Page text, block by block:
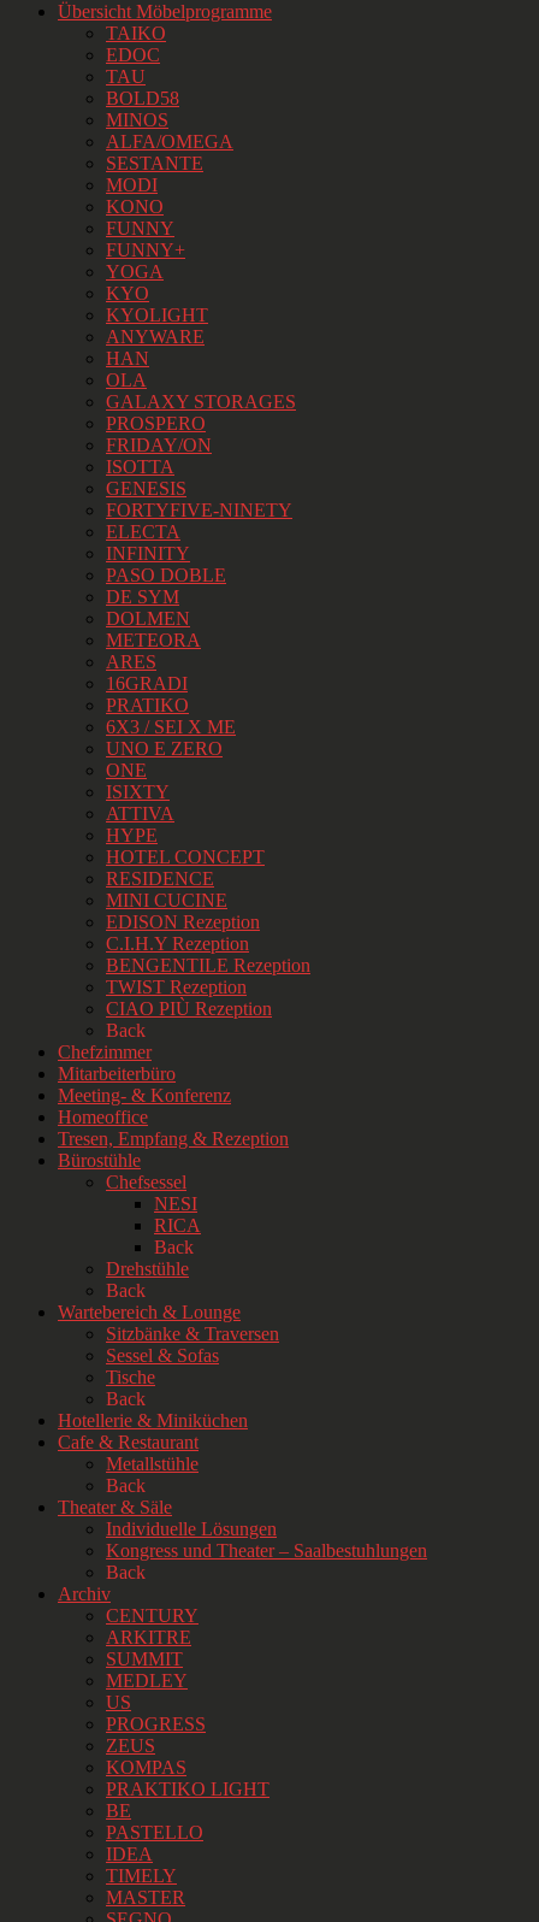
Übersicht Möbelprogramme
TAIKO
EDOC
TAU
BOLD58
MINOS
ALFA/OMEGA
SESTANTE
MODI
KONO
FUNNY
FUNNY+
YOGA
KYO
KYOLIGHT
ANYWARE
HAN
OLA
GALAXY STORAGES
PROSPERO
FRIDAY/ON
ISOTTA
GENESIS
FORTYFIVE-NINETY
ELECTA
INFINITY
PASO DOBLE
DE SYM
DOLMEN
METEORA
ARES
16GRADI
PRATIKO
6X3 / SEI X ME
UNO E ZERO
ONE
ISIXTY
ATTIVA
HYPE
HOTEL CONCEPT
RESIDENCE
MINI CUCINE
EDISON Rezeption
C.I.H.Y Rezeption
BENGENTILE Rezeption
TWIST Rezeption
CIAO PIÙ Rezeption
Back
Chefzimmer
Mitarbeiterbüro
Meeting- & Konferenz
Homeoffice
Tresen, Empfang & Rezeption
Bürostühle
Chefsessel
NESI
RICA
Back
Drehstühle
Back
Wartebereich & Lounge
Sitzbänke & Traversen
Sessel & Sofas
Tische
Back
Hotellerie & Miniküchen
Cafe & Restaurant
Metallstühle
Back
Theater & Säle
Individuelle Lösungen
Kongress und Theater – Saalbestuhlungen
Back
Archiv
CENTURY
ARKITRE
SUMMIT
MEDLEY
US
PROGRESS
ZEUS
KOMPAS
PRAKTIKO LIGHT
BE
PASTELLO
IDEA
TIMELY
MASTER